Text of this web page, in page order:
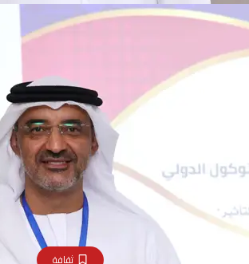
ثقافة